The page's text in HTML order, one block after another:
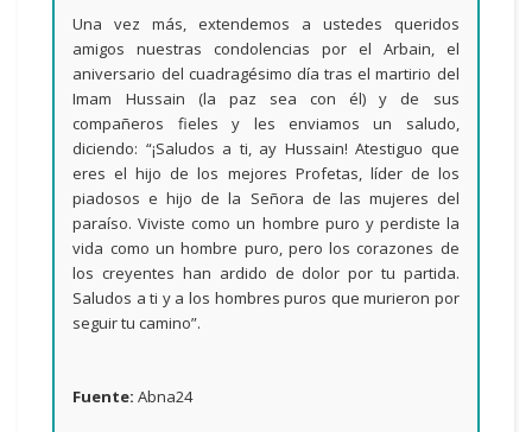
Una vez más, extendemos a ustedes queridos
amigos nuestras condolencias por el Arbain, el
aniversario del cuadragésimo día tras el martirio del
Imam Hussain (la paz sea con él) y de sus
compañeros fieles y les enviamos un saludo,
diciendo: “¡Saludos a ti, ay Hussain! Atestiguo que
eres el hijo de los mejores Profetas, líder de los
piadosos e hijo de la Señora de las mujeres del
paraíso. Viviste como un hombre puro y perdiste la
vida como un hombre puro, pero los corazones de
los creyentes han ardido de dolor por tu partida.
Saludos a ti y a los hombres puros que murieron por
seguir tu camino”.
Fuente: Abna24